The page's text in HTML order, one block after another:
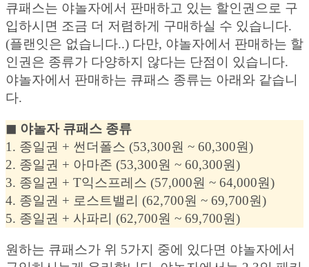
큐패스는 야놀자에서 판매하고 있는 할인권으로 구
입하시면 조금 더 저렴하게 구매하실 수 있습니다.
(플랜잇은 없습니다..) 다만, 야놀자에서 판매하는 할
인권은 종류가 다양하지 않다는 단점이 있습니다.
야놀자에서 판매하는 큐패스 종류는 아래와 같습니
다.
◼︎ 야놀자 큐패스 종류
1. 종일권 + 썬더폴스 (53,300원 ~ 60,300원)
2. 종일권 + 아마존 (53,300원 ~ 60,300원)
3. 종일권 + T익스프레스 (57,000원 ~ 64,000원)
4. 종일권 + 로스트밸리 (62,700원 ~ 69,700원)
5. 종일권 + 사파리 (62,700원 ~ 69,700원)
원하는 큐패스가 위 5가지 중에 있다면 야놀자에서